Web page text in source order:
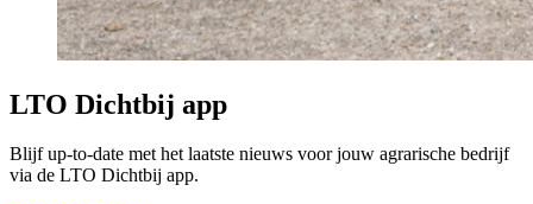
LTO Dichtbij app
Blijf up-to-date met het laatste nieuws voor jouw agrarische bedrijf
via de LTO Dichtbij app.